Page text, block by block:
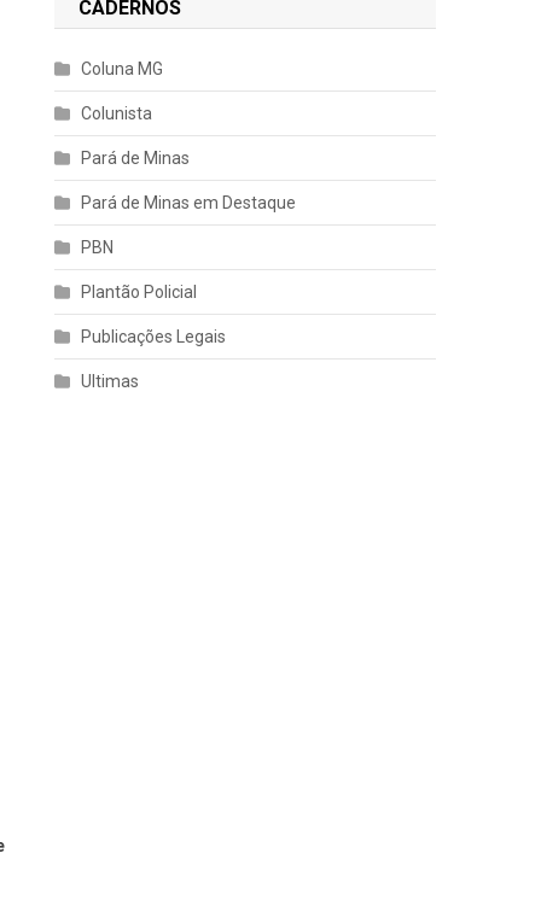
CADERNOS
Coluna MG
Colunista
Pará de Minas
Pará de Minas em Destaque
PBN
Plantão Policial
Publicações Legais
Ultimas